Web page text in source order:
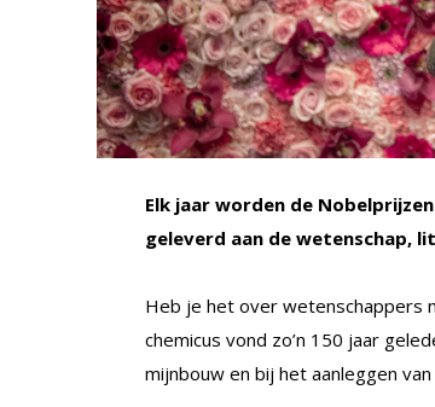
Elk jaar worden de
geleverd aan de wetenschap,
Heb je het over wetenschappers
chemicus vond zo’n 150 jaar
mijnbouw en bij het aanleggen